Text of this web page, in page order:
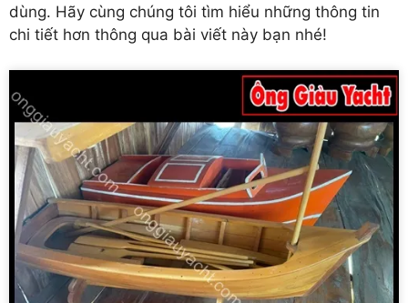
dùng. Hãy cùng chúng tôi tìm hiểu những thông tin
chi tiết hơn thông qua bài viết này bạn nhé!